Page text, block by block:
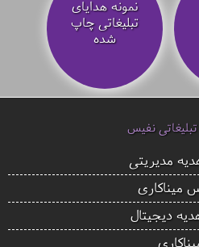
نمونه هدایای
تبلیغاتی چاپ
شده
نفیس
مدیریتی
میناکاری
دیجیتال